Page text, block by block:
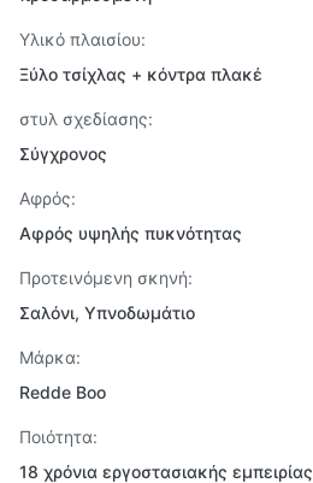
Υλικό πλαισίου:
Ξύλο τσίχλας + κόντρα πλακέ
στυλ σχεδίασης:
Σύγχρονος
Αφρός:
Αφρός υψηλής πυκνότητας
Προτεινόμενη σκηνή:
Σαλόνι, Υπνοδωμάτιο
Μάρκα:
Redde Boo
Ποιότητα:
18 χρόνια εργοστασιακής εμπειρίας